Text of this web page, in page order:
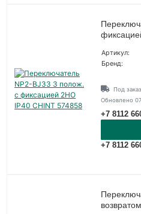
Артикул:
Бренд:
Под заказ
Обновлено
+7 8112
+7 8112